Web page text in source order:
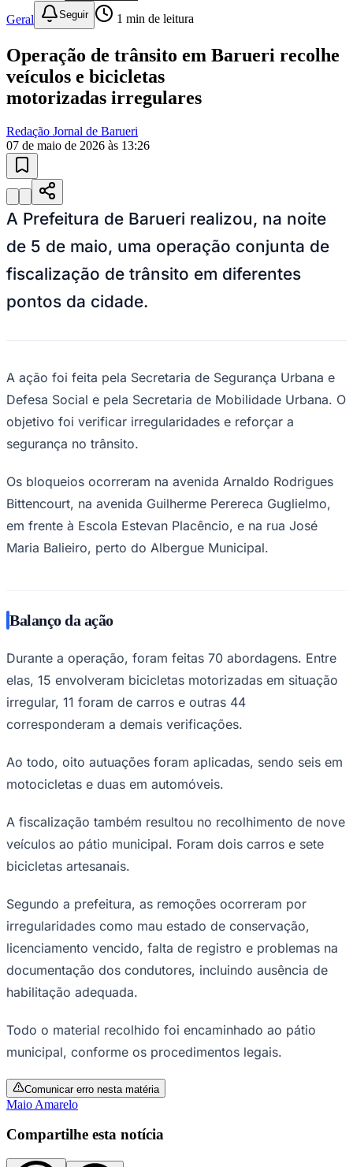
Juventude
Ceará
10 anos de JB novo portalconfira as novidades
10 anos de JB
Guia Gastronômico restaurantes da
região
Encontre restaurantes, bares e cafés avaliados pela comunidade com
contato direto.
01
Geral Seguir 1min de leitura
Operação de trânsito em Barueri recolhe
veículos e bicicletas
motorizadas irregulares
Redação Jornal de Barueri
07 de maio de 2026 às 13:26
fiscalização de trânsito em diferentes
pontos da cidade.
A ação foi feita pela Secretaria de Segurança Urbana e
Defesa Social e pela Secretaria de Mobilidade Urbana. O
objetivo foi verificar irregularidades e reforçar a
Os bloqueios ocorreram na avenida Arnaldo Rodrigues
Bittencourt, na avenida Guilherme Perereca Guglielmo,
Maria Balieiro, perto do Albergue Municipal.
Balanço da ação
elas, 15 envolveram bicicletas motorizadas em situação
irregular, 11 foram de carros e outras 44
corresponderam a demais verificações.
motocicletas e duas em automóveis.